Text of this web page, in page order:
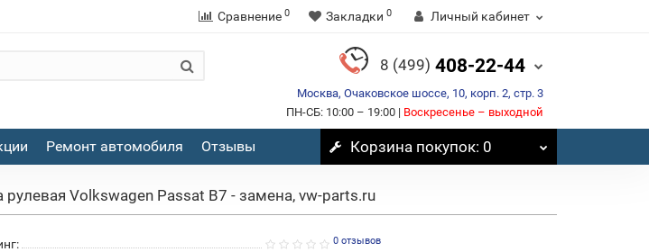
Сравнение 0 Закладки 0 Личный кабинет
8 (499) 408-22-44
Москва, Очаковское шоссе, 10, корп. 2, стр. 3
ПН-СБ: 10:00 – 19:00 | Воскресенье – выходной
Ремонт автомобиля Отзывы Корзинапокупок: 0
рулевая Volkswagen Passat B7 - замена, vw-parts.ru
0 отзывов